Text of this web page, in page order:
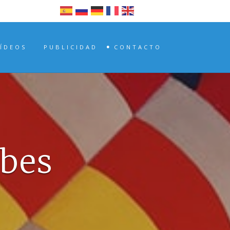
PUBLICIDAD CONTACTO